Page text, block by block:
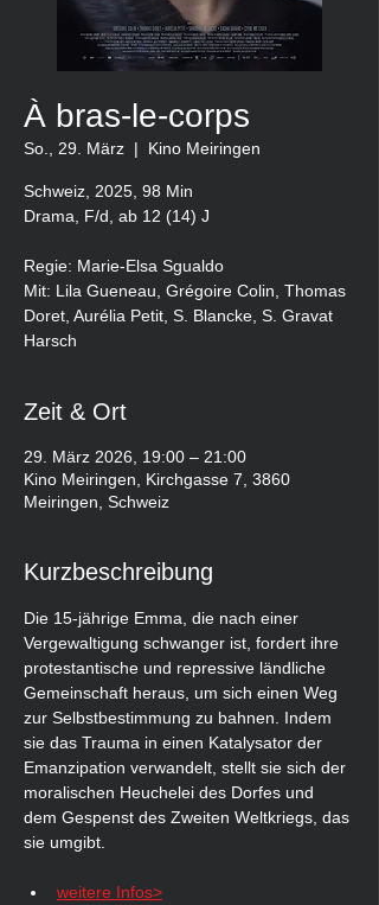
À bras-le-corps
So., 29. März
  |
Kino Meiringen
Schweiz, 2025, 98 Min
Drama, F/d, ab 12 (14) J
Regie: Marie-Elsa Sgualdo
Mit: Lila Gueneau, Grégoire Colin, Thomas
Doret, Aurélia Petit, S. Blancke, S. Gravat
Harsch
Zeit & Ort
29. März 2026, 19:00 – 21:00
Kino Meiringen, Kirchgasse 7, 3860
Meiringen, Schweiz
Kurzbeschreibung
Die 15-jährige Emma, die nach einer
Vergewaltigung schwanger ist, fordert ihre
protestantische und repressive ländliche
Gemeinschaft heraus, um sich einen Weg
zur Selbstbestimmung zu bahnen. Indem
sie das Trauma in einen Katalysator der
Emanzipation verwandelt, stellt sie sich der
moralischen Heuchelei des Dorfes und
dem Gespenst des Zweiten Weltkriegs, das
sie umgibt.
weitere Infos>